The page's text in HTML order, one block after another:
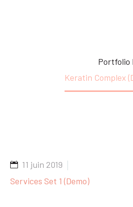
Portfolio
Keratin Complex
11 juin 2019
Services Set 1 (Demo)